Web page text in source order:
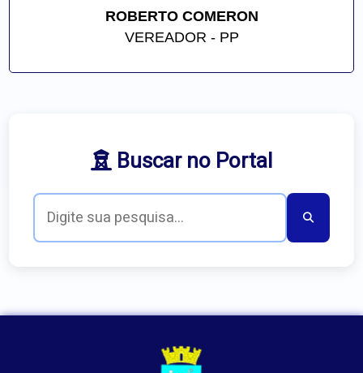
ROBERTO COMERON
VEREADOR - PP
Buscar no Portal